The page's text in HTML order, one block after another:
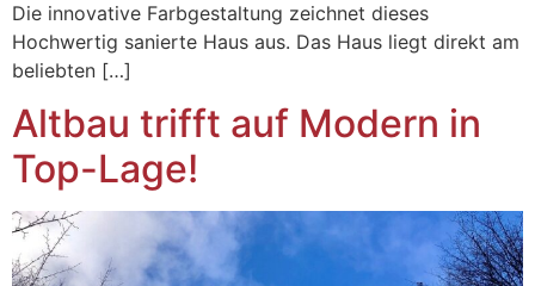
Die innovative Farbgestaltung zeichnet dieses
Hochwertig sanierte Haus aus. Das Haus liegt direkt am
beliebten […]
Altbau trifft auf Modern in
Top-Lage!